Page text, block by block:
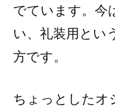
でています。今
い、礼装用とい
方です。
ちょっとしたオ